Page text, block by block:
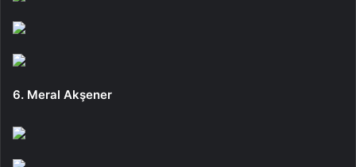
6. Meral Akşener